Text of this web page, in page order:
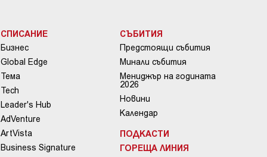
СПИСАНИЕ
Бизнес
Global Edge
Тема
Tech
Leader's Hub
AdVenture
ArtVista
Business Signature
СЪБИТИЯ
Предстоящи събития
Минали събития
Мениджър на годината
2026
Новини
Календар
ПОДКАСТИ
ГОРЕЩА ЛИНИЯ